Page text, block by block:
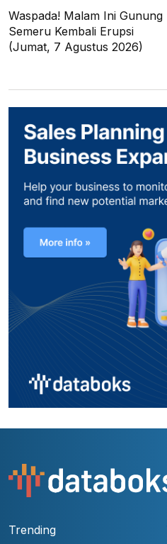
Waspada! Malam Ini Gunung
Semeru Kembali Erupsi
(Jumat, 7 Agustus 2026)
Trending